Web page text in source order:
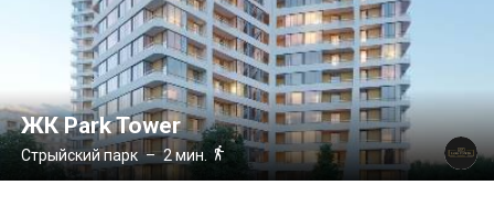
ЖК Park Tower
Стрыйский парк– 2 мин. 